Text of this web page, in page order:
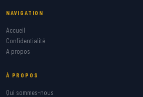
NAVIGATION
Accueil
Confidentialité
A propos
À PROPOS
Qui sommes-nous